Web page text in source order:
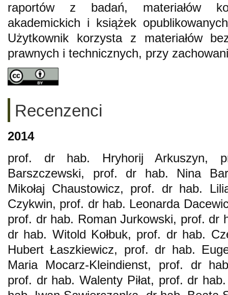
raportów z badań, materiałów
akademickich i książek
Użytkownik korzysta z materiałów
prawnych i technicznych, przy
Recenzenci
2014
prof. dr hab. Hryhorij Arkuszyn,
Barszczewski, prof. dr hab. Nina
Mikołaj Chaustowicz, prof. dr hab.
Czykwin, prof. dr hab. Leonarda
prof. dr hab. Roman Jurkowski, prof. dr
dr hab. Witold Kołbuk, prof. dr hab.
Hubert Łaszkiewicz, prof. dr hab.
Maria Mocarz-Kleindienst, prof. dr
prof. dr hab. Walenty Piłat, prof. dr